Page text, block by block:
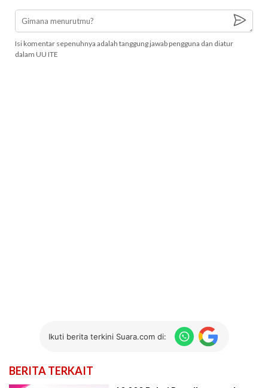
Isi komentar sepenuhnya adalah tanggung jawab pengguna dan diatur
dalam UU ITE
Ikuti berita terkini Suara.com di:
BERITA TERKAIT